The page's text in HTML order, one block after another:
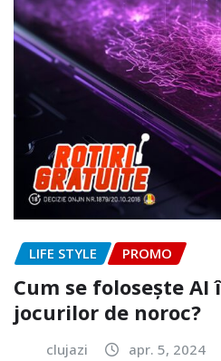
LIFE STYLE PROMO
Cum se folosește
jocurilor de noroc?
clujazi apr. 5, 2024